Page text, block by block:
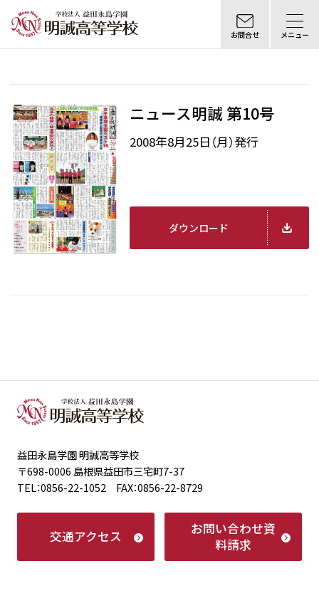
お問合せ メニュー
ニュース明誠 第10号
2008年8月25日（月）発行
ダウンロード
益田永島学園 明誠高等学校
〒698-0006 島根県益田市三宅町7-37
TEL：0856-22-1052 FAX：0856-22-8729
交通アクセス お問い合わせ資
料請求